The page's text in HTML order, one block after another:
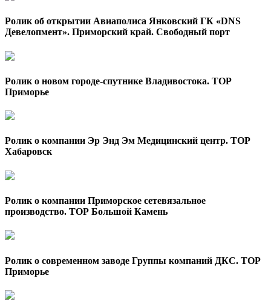
Ролик об открытии Авиаполиса Янковский ГК «DNS
Девелопмент». Приморский край. Свободный порт
Ролик о новом городе-спутнике Владивостока. ТОР
Приморье
Ролик о компании Эр Энд Эм Медицинский центр. ТОР
Хабаровск
Ролик о компании Приморское сетевязальное
производство. ТОР Большой Камень
Ролик о современном заводе Группы компаний ДКС. ТОР
Приморье